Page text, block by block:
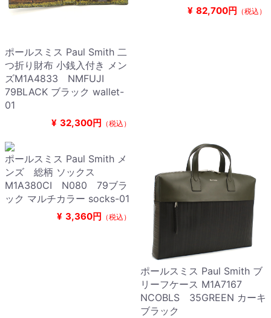
ポールスミス Paul Smith 二
つ折り財布 小銭入付き メン
ズM1A4833 NMFUJI
79BLACK ブラック wallet-
01
¥ 32,300円 （税込）
¥ 82,700円 （税込）
ポールスミス Paul Smith メ
ンズ 総柄 ソックス
M1A380CI N080 79ブラ
ック マルチカラー socks-01
¥ 3,360円 （税込）
ポールスミス Paul Smith ブ
リーフケース M1A7167
NCOBLS 35GREEN カーキ
ブラック